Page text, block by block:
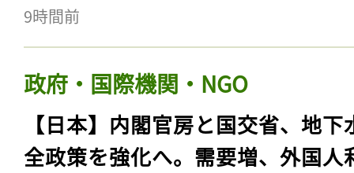
9時間前
政府・国際機関・NGO
【日本】内閣官房と国交省、地下
全政策を強化へ。需要増、外国人